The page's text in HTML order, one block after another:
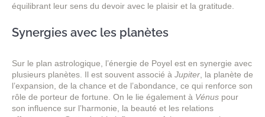
équilibrant leur sens du devoir avec le plaisir et la gratitude.
Synergies avec les planètes
Sur le plan astrologique, l’énergie de Poyel est en synergie avec
plusieurs planètes. Il est souvent associé à Jupiter , la planète de
l’expansion, de la chance et de l’abondance, ce qui renforce son
rôle de porteur de fortune. On le lie également à Vénus pour
son influence sur l’harmonie, la beauté et les relations